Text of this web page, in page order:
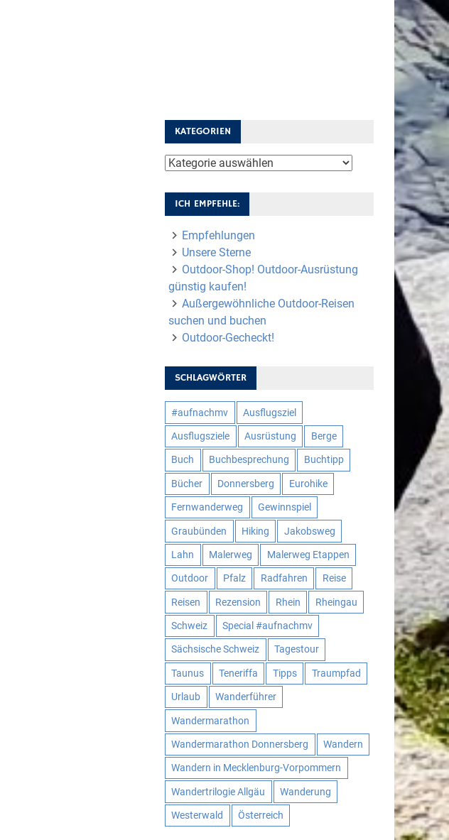
KATEGORIEN
Kategorien
ICH EMPFEHLE:
Empfehlungen
Unsere Sterne
Outdoor-Shop! Outdoor-Ausrüstung
günstig kaufen!
Außergewöhnliche Outdoor-Reisen
suchen und buchen
Outdoor-Gecheckt!
SCHLAGWÖRTER
#aufnachmv Ausflugsziel
Ausflugsziele Ausrüstung Berge
Buch Buchbesprechung Buchtipp
Bücher Donnersberg Eurohike
Fernwanderweg Gewinnspiel
Graubünden Hiking Jakobsweg
Lahn Malerweg Malerweg Etappen
Outdoor Pfalz Radfahren Reise
Reisen Rezension Rhein Rheingau
Schweiz Special #aufnachmv
Sächsische Schweiz Tagestour
Taunus Teneriffa Tipps Traumpfad
Urlaub Wanderführer
Wandermarathon
Wandermarathon Donnersberg Wandern
Wandern in Mecklenburg-Vorpommern
Wandertrilogie Allgäu Wanderung
Westerwald Österreich